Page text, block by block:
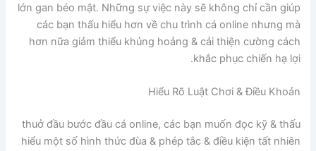
lớn gan béo mật. Những sự việc này sẽ không chỉ cần giúp
các bạn thấu hiểu hơn về chu trình cá online nhưng mà
hơn nữa giảm thiểu khủng hoảng & cải thiện cường cách
khắc phục chiến hạ lợi.
Hiểu Rõ Luật Chơi & Điều Khoản
thuở đầu bước đầu cá online, các bạn muốn đọc kỹ & thấu
hiểu một số hình thức đùa & phép tắc & điều kiện tất nhiên